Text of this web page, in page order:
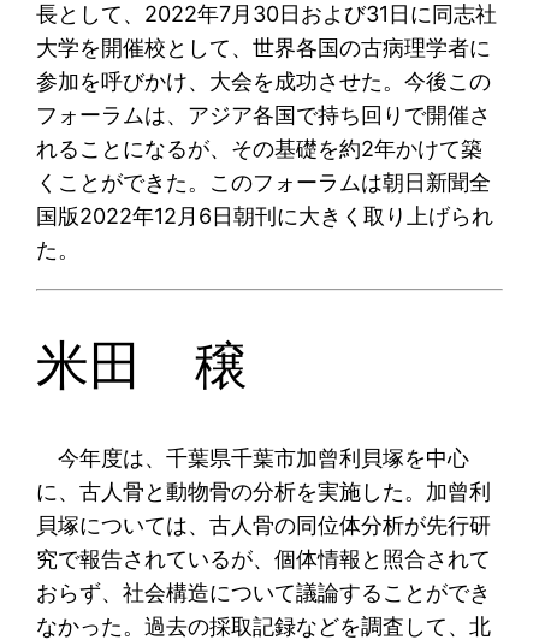
長として、2022年7月30日および31日に同志社
大学を開催校として、世界各国の古病理学者に
参加を呼びかけ、大会を成功させた。今後この
フォーラムは、アジア各国で持ち回りで開催さ
れることになるが、その基礎を約2年かけて築
くことができた。このフォーラムは朝日新聞全
国版2022年12月6日朝刊に大きく取り上げられ
た。
米田 穣
今年度は、千葉県千葉市加曾利貝塚を中心
に、古人骨と動物骨の分析を実施した。加曾利
貝塚については、古人骨の同位体分析が先行研
究で報告されているが、個体情報と照合されて
おらず、社会構造について議論することができ
なかった。過去の採取記録などを調査して、北